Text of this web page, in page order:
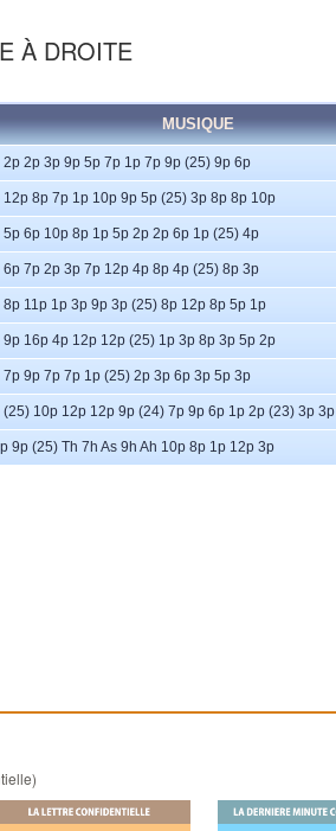
À DROITE
MUSIQUE
2p 2p 3p 9p 5p 7p 1p 7p 9p (25) 9p 6p
12p 8p 7p 1p 10p 9p 5p (25) 3p 8p 8p 10p
5p 6p 10p 8p 1p 5p 2p 2p 6p 1p (25) 4p
6p 7p 2p 3p 7p 12p 4p 8p 4p (25) 8p 3p
8p 11p 1p 3p 9p 3p (25) 8p 12p 8p 5p 1p
9p 16p 4p 12p 12p (25) 1p 3p 8p 3p 5p 2p
7p 9p 7p 7p 1p (25) 2p 3p 6p 3p 5p 3p
(25) 10p 12p 12p 9p (24) 7p 9p 6p 1p 2p (23) 3p 3p
9p (25) Th 7h As 9h Ah 10p 8p 1p 12p 3p